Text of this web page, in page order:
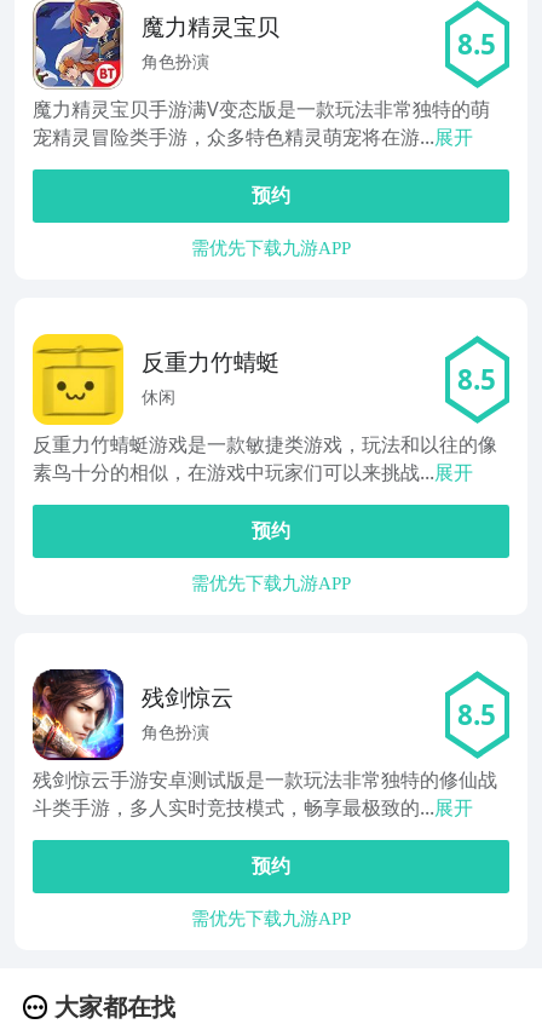
魔力精灵宝贝
角色扮演 8.5
魔力精灵宝贝手游满V变态版是一款玩法非常独特的萌
宠精灵冒险类手游，众多特色精灵萌宠将在游...展开
预约
需优先下载九游APP
反重力竹蜻蜓
休闲 8.5
反重力竹蜻蜓游戏是一款敏捷类游戏，玩法和以往的像
素鸟十分的相似，在游戏中玩家们可以来挑战...展开
预约
需优先下载九游APP
残剑惊云
角色扮演 8.5
残剑惊云手游安卓测试版是一款玩法非常独特的修仙战
斗类手游，多人实时竞技模式，畅享最极致的...展开
预约
需优先下载九游APP
大家都在找